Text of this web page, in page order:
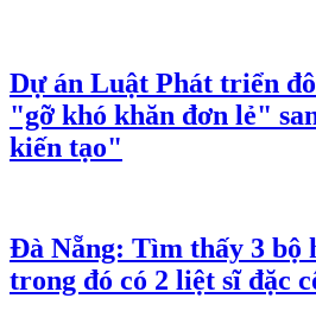
Dự án Luật Phát triển
"gỡ khó khăn đơn lẻ"
kiến tạo"
Đà Nẵng: Tìm thấy 3 bộ
trong đó có 2 liệt sĩ đặc